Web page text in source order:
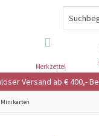
Versand ab € 400,-
Merkzettel
Minikarten